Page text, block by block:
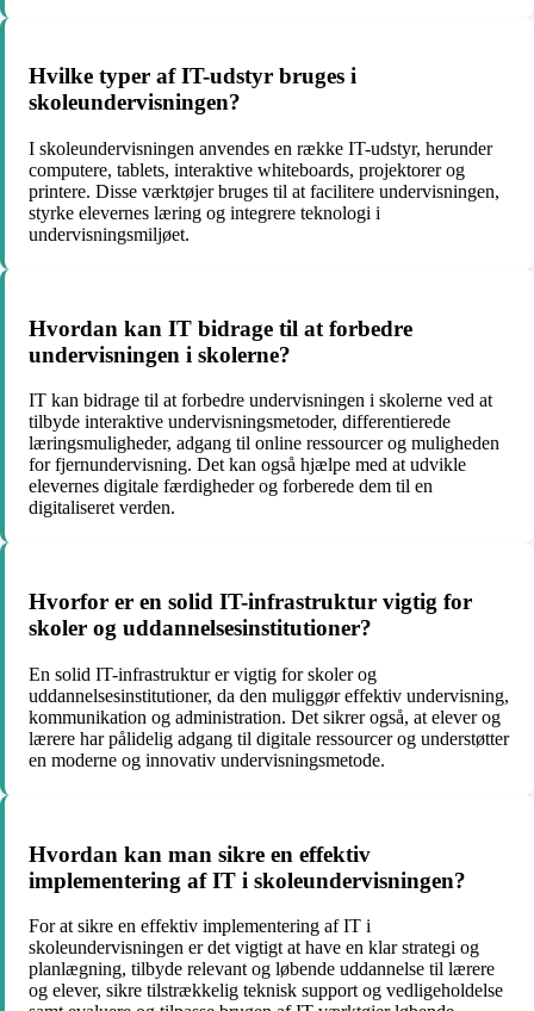
Hvilke typer af IT-udstyr bruges i
skoleundervisningen?
I skoleundervisningen anvendes en række IT-udstyr, herunder
computere, tablets, interaktive whiteboards, projektorer og
printere. Disse værktøjer bruges til at facilitere undervisningen,
styrke elevernes læring og integrere teknologi i
undervisningsmiljøet.
Hvordan kan IT bidrage til at forbedre
undervisningen i skolerne?
IT kan bidrage til at forbedre undervisningen i skolerne ved at
tilbyde interaktive undervisningsmetoder, differentierede
læringsmuligheder, adgang til online ressourcer og muligheden
for fjernundervisning. Det kan også hjælpe med at udvikle
elevernes digitale færdigheder og forberede dem til en
digitaliseret verden.
Hvorfor er en solid IT-infrastruktur vigtig for
skoler og uddannelsesinstitutioner?
En solid IT-infrastruktur er vigtig for skoler og
uddannelsesinstitutioner, da den muliggør effektiv undervisning,
kommunikation og administration. Det sikrer også, at elever og
lærere har pålidelig adgang til digitale ressourcer og understøtter
en moderne og innovativ undervisningsmetode.
Hvordan kan man sikre en effektiv
implementering af IT i skoleundervisningen?
For at sikre en effektiv implementering af IT i
skoleundervisningen er det vigtigt at have en klar strategi og
planlægning, tilbyde relevant og løbende uddannelse til lærere
og elever, sikre tilstrækkelig teknisk support og vedligeholdelse